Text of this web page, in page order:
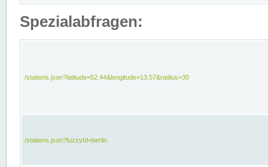
Spezialabfragen:
/stations.json?latitude=52.44&longitude=13.57&radius=30
/stations.json?fuzzyId=berlin